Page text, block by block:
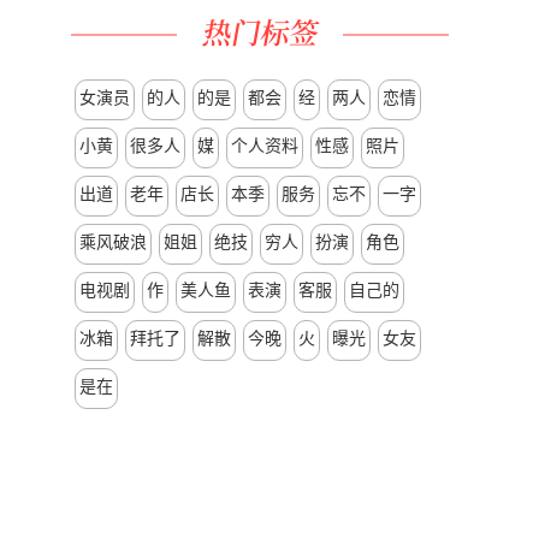
女演员 的人 的是 都会 经 两人 恋情
小黄 很多人 媒 个人资料 性感 照片
出道 老年 店长 本季 服务 忘不 一字
乘风破浪 姐姐 绝技 穷人 扮演 角色
电视剧 作 美人鱼 表演 客服 自己的
冰箱 拜托了 解散 今晚 火 曝光 女友
是在